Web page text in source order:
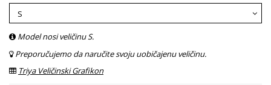
Model nosi veličinu S.
Preporučujemo da naručite svoju uobičajenu veličinu.
Triya Veličinski Grafikon